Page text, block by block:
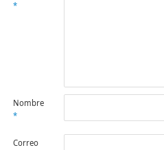
*
Nombre
*
Correo